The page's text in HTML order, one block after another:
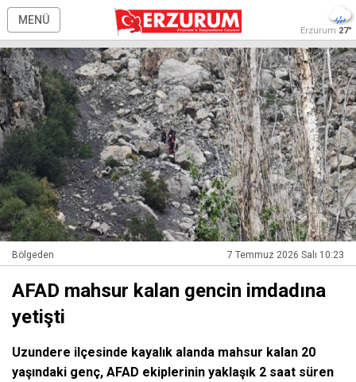
MENÜ
Erzurum 27°
Bölgeden 7 Temmuz 2026 Salı 10:23
AFAD mahsur kalan gencin imdadına
yetişti
Uzundere ilçesinde kayalık alanda mahsur kalan 20
yaşındaki genç, AFAD ekiplerinin yaklaşık 2 saat süren